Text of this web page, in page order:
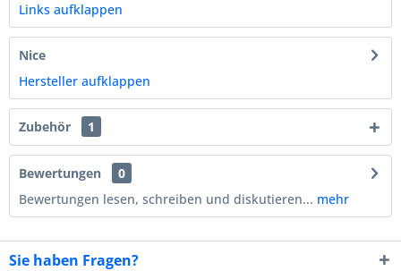
Links aufklappen
Nice
Hersteller aufklappen
Zubehör 1
Bewertungen
0
Bewertungen lesen, schreiben und diskutieren... mehr
Sie haben Fragen?